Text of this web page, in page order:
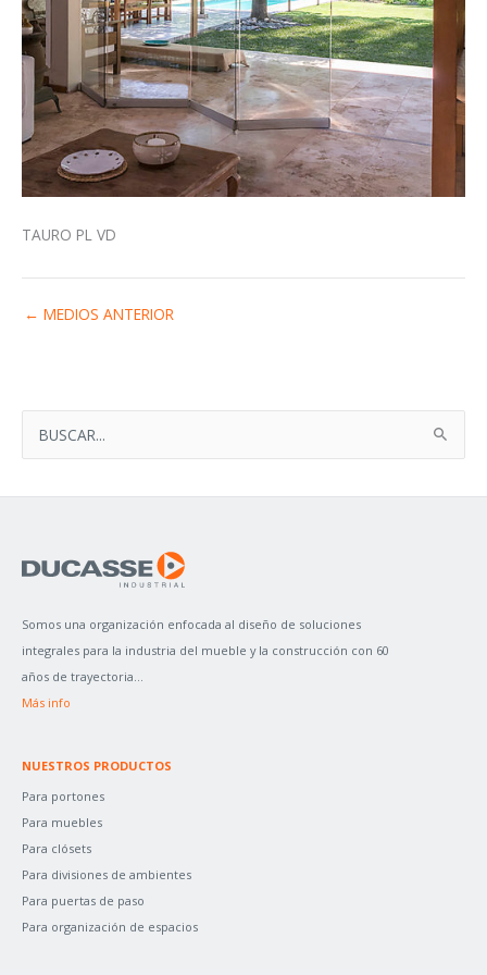
S
O
R
:
TAURO PL VD
← MEDIOS ANTERIOR
Somos una organización enfocada al diseño de soluciones
integrales para la industria del mueble y la construcción con 60
años de trayectoria...
Más info
NUESTROS PRODUCTOS
Para portones
Para muebles
Para clósets
Para divisiones de ambientes
Para puertas de paso
Para organización de espacios